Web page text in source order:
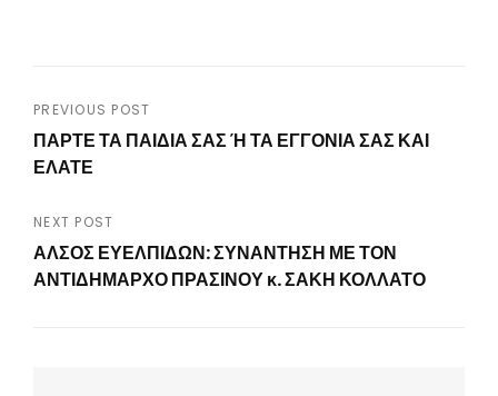
Post
navigation
PREVIOUS POST
ΠΑΡΤΕ ΤΑ ΠΑΙΔΙΑ ΣΑΣ Ή ΤΑ ΕΓΓΟΝΙΑ ΣΑΣ ΚΑΙ
ΕΛΑΤΕ
Post
NEXT POST
ΑΛΣΟΣ ΕΥΕΛΠΙΔΩΝ: ΣΥΝΑΝΤΗΣΗ ΜΕ ΤΟΝ
ΑΝΤΙΔΗΜΑΡΧΟ ΠΡΑΣΙΝΟΥ κ. ΣΑΚΗ ΚΟΛΛΑΤΟ